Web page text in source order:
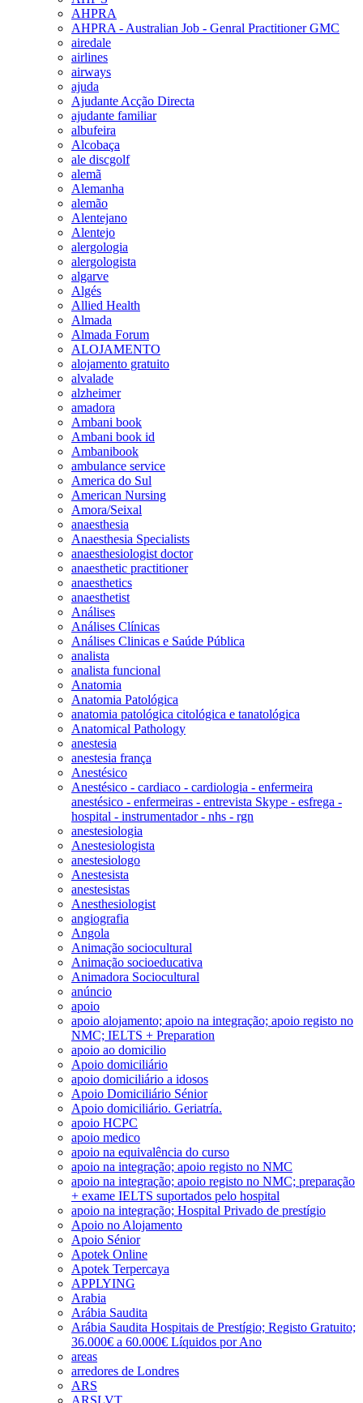
AHPRA
AHPRA - Australian Job - Genral Practitioner GMC
airedale
airlines
airways
ajuda
Ajudante Acção Directa
ajudante familiar
albufeira
Alcobaça
ale discgolf
alemã
Alemanha
alemão
Alentejano
Alentejo
alergologia
alergologista
algarve
Algés
Allied Health
Almada
Almada Forum
ALOJAMENTO
alojamento gratuito
alvalade
alzheimer
amadora
Ambani book
Ambani book id
Ambanibook
ambulance service
America do Sul
American Nursing
Amora/Seixal
anaesthesia
Anaesthesia Specialists
anaesthesiologist doctor
anaesthetic practitioner
anaesthetics
anaesthetist
Análises
Análises Clínicas
Análises Clinicas e Saúde Pública
analista
analista funcional
Anatomia
Anatomia Patológica
anatomia patológica citológica e tanatológica
Anatomical Pathology
anestesia
anestesia frança
Anestésico
Anestésico - cardiaco - cardiologia - enfermeira
anestésico - enfermeiras - entrevista Skype - esfrega -
hospital - instrumentador - nhs - rgn
anestesiologia
Anestesiologista
anestesiologo
Anestesista
anestesistas
Anesthesiologist
angiografia
Angola
Animação sociocultural
Animação socioeducativa
Animadora Sociocultural
anúncio
apoio
apoio alojamento; apoio na integração; apoio registo no
NMC; IELTS + Preparation
apoio ao domicilio
Apoio domiciliário
apoio domiciliário a idosos
Apoio Domiciliário Sénior
Apoio domiciliário. Geriatría.
apoio HCPC
apoio medico
apoio na equivalência do curso
apoio na integração; apoio registo no NMC
apoio na integração; apoio registo no NMC; preparação
+ exame IELTS suportados pelo hospital
apoio na integração; Hospital Privado de prestígio
Apoio no Alojamento
Apoio Sénior
Apotek Online
Apotek Terpercaya
APPLYING
Arabia
Arábia Saudita
Arábia Saudita Hospitais de Prestígio; Registo Gratuito;
36.000€ a 60.000€ Líquidos por Ano
areas
arredores de Londres
ARS
ARSLVT